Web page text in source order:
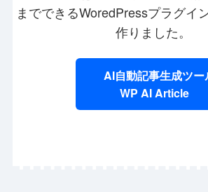
までできるWoredPressプラグイ
作りました。
AI自動記事生成ツー
WP AI Article